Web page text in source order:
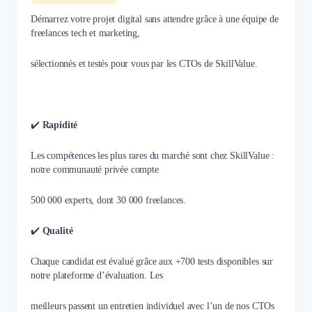
Démarrez votre projet digital sans attendre grâce à une équipe de
freelances tech et marketing,
sélectionnés et testés pour vous par les CTOs de SkillValue.
✔️ Rapidité
Les compétences les plus rares du marché sont chez SkillValue :
notre communauté privée compte
500 000 experts, dont 30 000 freelances.
✔️ Qualité
Chaque candidat est évalué grâce aux +700 tests disponibles sur
notre plateforme d’évaluation. Les
meilleurs passent un entretien individuel avec l’un de nos CTOs